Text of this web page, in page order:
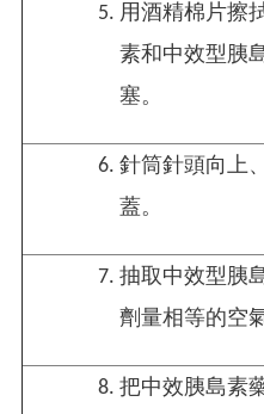
用酒精棉片擦
素和中效型胰
塞。
針筒針頭向上
蓋。
抽取中效型胰
劑量相等的空氣
把中效胰島素